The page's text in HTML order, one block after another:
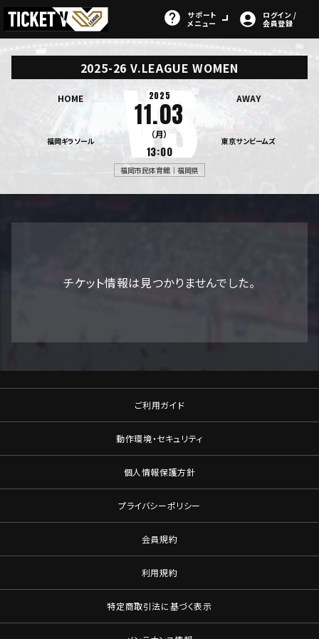
サポート
メニュー
ログイン /
会員登録
2025-26 V.LEAGUE WOMEN
HOME
福岡ギラソール
2025
11.03
（月）
13:00
AWAY
東京サンビームズ
福岡市民体育館｜福岡県
チケット情報は見つかりませんでした。
ご利用ガイド
動作環境・セキュリティ
個人情報保護方針
プライバシーポリシー
会員規約
利用規約
特定商取引法に基づく表示